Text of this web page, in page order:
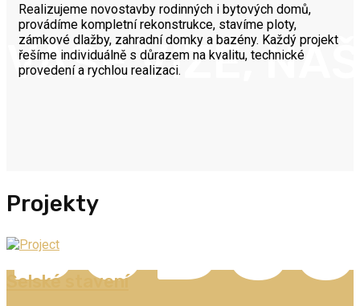
VAŠE VIZE,
Realizujeme novostavby rodinných i bytových domů,
provádíme kompletní rekonstrukce, stavíme ploty,
zámkové dlažby, zahradní domky a bazény. Každý projekt
řešíme individuálně s důrazem na kvalitu, technické
provedení a rychlou realizaci.
Projekty
Selské stavení